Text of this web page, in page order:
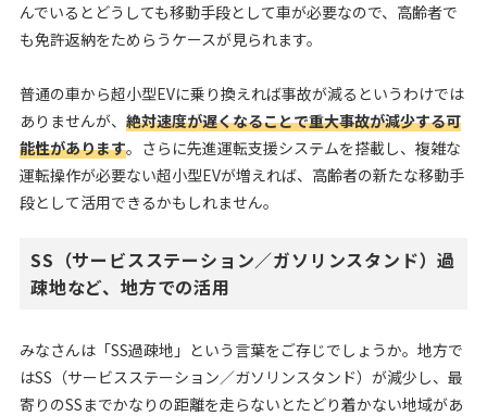
んでいるとどうしても移動手段として車が必要なので、高齢者で
も免許返納をためらうケースが見られます。
普通の車から超小型EVに乗り換えれば事故が減るというわけでは
ありませんが、 絶対速度が遅くなることで重大事故が減少する可
能性があります。さらに先進運転支援システムを搭載し、複雑な
運転操作が必要ない超小型EVが増えれば、高齢者の新たな移動手
段として活用できるかもしれません。
SS（サービスステーション／ガソリンスタンド）過
疎地など、地方での活用
みなさんは「SS過疎地」という言葉をご存じでしょうか。地方で
はSS（サービスステーション／ガソリンスタンド）が減少し、最
寄りのSSまでかなりの距離を走らないとたどり着かない地域があ